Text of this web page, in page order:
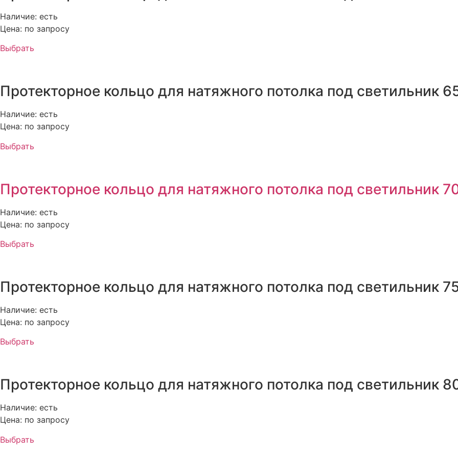
Наличие: есть
Цена: по запросу
Выбрать
Протекторное кольцо для натяжного потолка под светильник
Наличие: есть
Цена: по запросу
Выбрать
Протекторное кольцо для натяжного потолка под светильник
Наличие: есть
Цена: по запросу
Выбрать
Протекторное кольцо для натяжного потолка под светильник
Наличие: есть
Цена: по запросу
Выбрать
Протекторное кольцо для натяжного потолка под светильник
Наличие: есть
Цена: по запросу
Выбрать